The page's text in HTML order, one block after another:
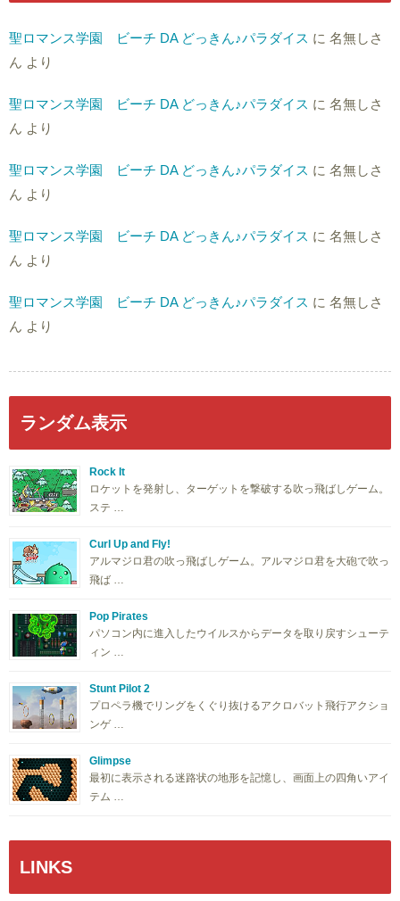
聖ロマンス学園 ビーチ DA どっきん♪パラダイス に 名無しさ
ん より
聖ロマンス学園 ビーチ DA どっきん♪パラダイス に 名無しさ
ん より
聖ロマンス学園 ビーチ DA どっきん♪パラダイス に 名無しさ
ん より
聖ロマンス学園 ビーチ DA どっきん♪パラダイス に 名無しさ
ん より
聖ロマンス学園 ビーチ DA どっきん♪パラダイス に 名無しさ
ん より
ランダム表示
Rock It
ロケットを発射し、ターゲットを撃破する吹っ飛ばしゲーム。
ステ …
Curl Up and Fly!
アルマジロ君の吹っ飛ばしゲーム。アルマジロ君を大砲で吹っ
飛ば …
Pop Pirates
パソコン内に進入したウイルスからデータを取り戻すシューテ
ィン …
Stunt Pilot 2
プロペラ機でリングをくぐり抜けるアクロバット飛行アクショ
ンゲ …
Glimpse
最初に表示される迷路状の地形を記憶し、画面上の四角いアイ
テム …
LINKS